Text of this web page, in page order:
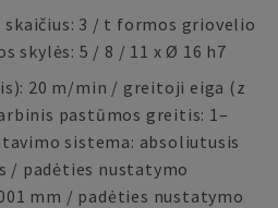
3 / t formos griovelio
skylės: 5 / 8 / 11 x Ø 16 h7
20 m/min / greitoji eiga (z
pastūmos greitis: 1–
sistema: absoliutusis
/ padėties nustatymo
mm / padėties nustatymo